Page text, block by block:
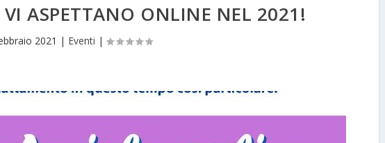
ASPETTANO ONLINE NEL 2021!
2021 | Eventi |